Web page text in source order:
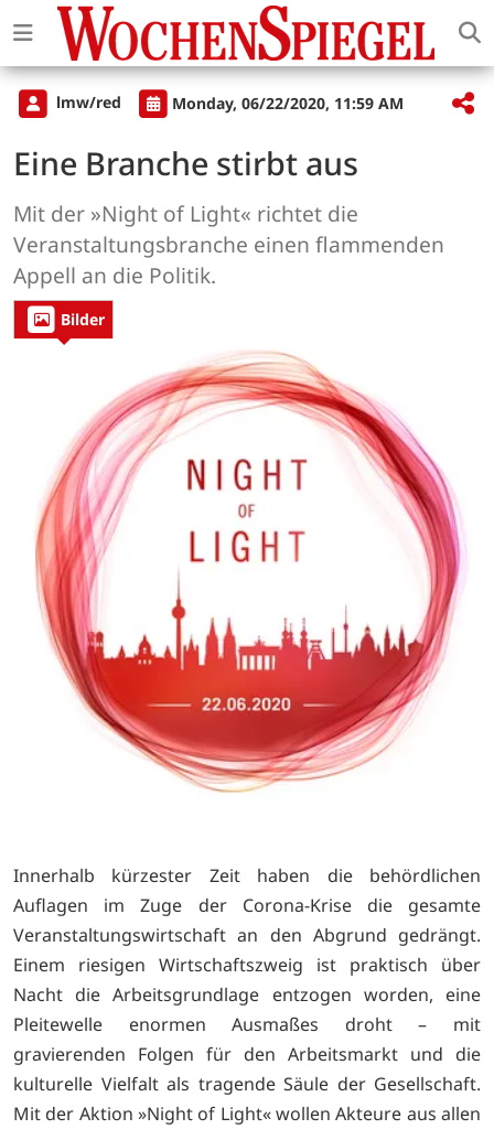
lmw/red Monday, 06/22/2020, 11:59 AM
Eine Branche stirbt aus
Mit der »Night of Light« richtet die
Veranstaltungsbranche einen flammenden
Appell an die Politik.
Bilder
Innerhalb kürzester Zeit haben die behördlichen
Auflagen im Zuge der Corona-Krise die gesamte
Veranstaltungswirtschaft an den Abgrund gedrängt.
Einem riesigen Wirtschaftszweig ist praktisch über
Nacht die Arbeitsgrundlage entzogen worden, eine
Pleitewelle enormen Ausmaßes droht – mit
gravierenden Folgen für den Arbeitsmarkt und die
kulturelle Vielfalt als tragende Säule der Gesellschaft.
Mit der Aktion »Night of Light« wollen Akteure aus allen